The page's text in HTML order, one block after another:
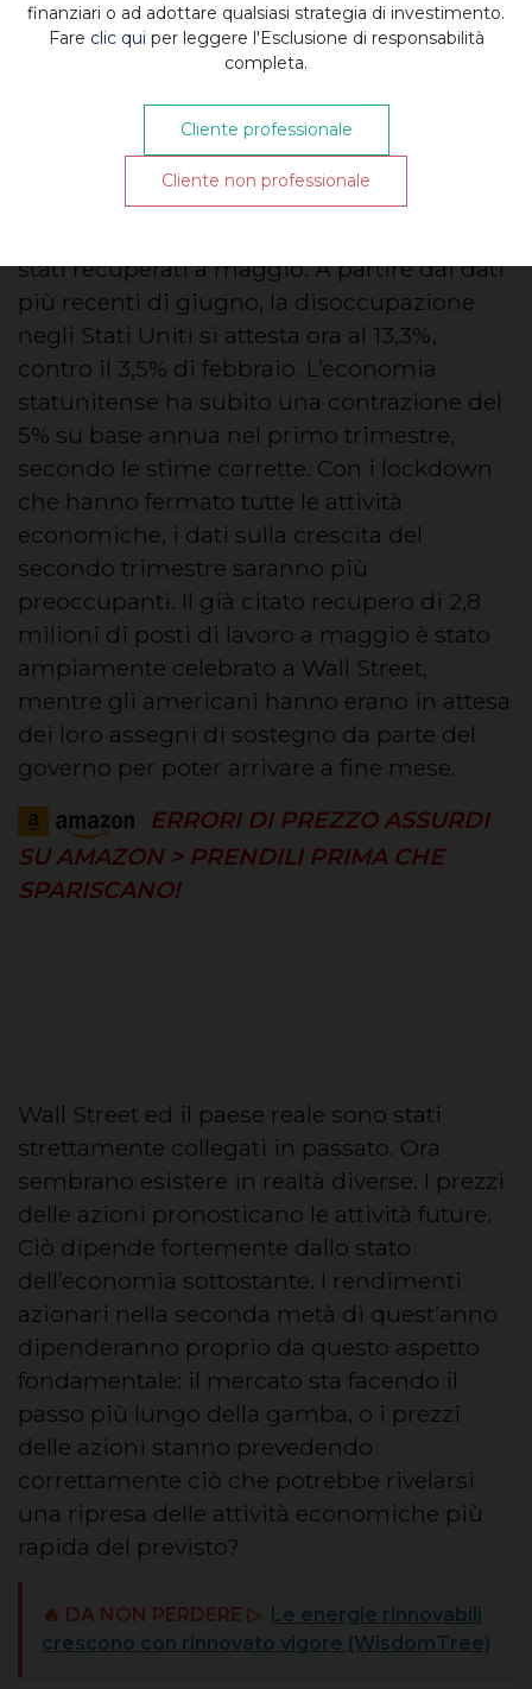
investitori la cui fortuna dipende dall’indice
S&P500, c’è un po’ di agitazione nell’aria
altrettanto brillanti.
Oltre Wall Street, nelle strade americane, 20
milioni di posti di lavoro sono andati persi
stati recuperati a maggio. A partire dai dati
più recenti di giugno, la disoccupazione
negli Stati Uniti si attesta ora al 13,3%,
contro il 3,5% di febbraio. L’economia
statunitense ha subito una contrazione del
5% su base annua nel primo trimestre,
secondo le stime corrette. Con i lockdown
che hanno fermato tutte le attività
economiche, i dati sulla crescita del
secondo trimestre saranno più
preoccupanti. Il già citato recupero di 2,8
milioni di posti di lavoro a maggio è stato
ampiamente celebrato a Wall Street,
mentre gli americani hanno erano in attesa
dei loro assegni di sostegno da parte del
governo per poter arrivare a fine mese.
ERRORI DI PREZZO ASSURDI
SU AMAZON > PRENDILI PRIMA CHE
SPARISCANO!
Wall Street ed il paese reale sono stati
strettamente collegati in passato. Ora
sembrano esistere in realtà diverse. I prezzi
delle azioni pronosticano le attività future.
Ciò dipende fortemente dallo stato
dell’economia sottostante. I rendimenti
azionari nella seconda metà di quest’anno
dipenderanno proprio da questo aspetto
fondamentale: il mercato sta facendo il
passo più lungo della gamba, o i prezzi
delle azioni stanno prevedendo
correttamente ciò che potrebbe rivelarsi
una ripresa delle attività economiche più
rapida del previsto?
🔥 DA NON PERDERE ▷ Le energie rinnovabili
crescono con rinnovato vigore (WisdomTree)
finanziari o ad adottare qualsiasi strategia di investimento.
Fare clic qui per leggere l'Esclusione di responsabilità
completa.
Cliente professionale
Cliente non professionale